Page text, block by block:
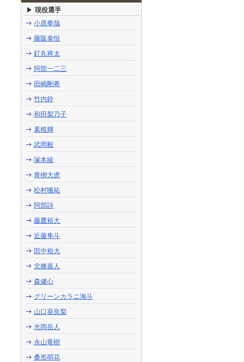
現役選手
小原拳哉
藤阪泰恒
釘丸将太
阿部一二三
田嶋剛希
竹内鈴
和田梨乃子
素根輝
武岡毅
塚本綾
青栁大虎
松村颯祐
阿部詩
藤鷹裕大
近藤隼斗
田中裕大
北條嘉人
森健心
グリーンカラニ海斗
山口葵良梨
光岡岳人
永山竜樹
桑形萌花